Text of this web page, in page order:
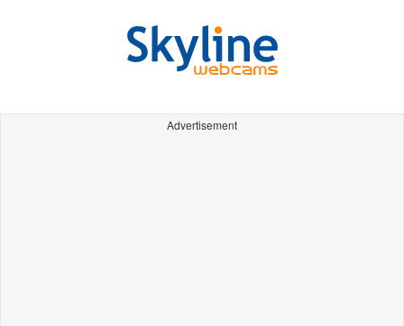
Advertisement